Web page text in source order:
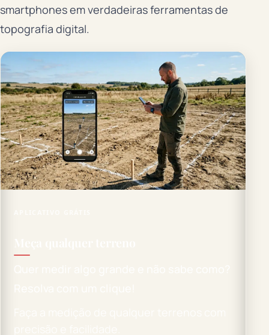
smartphones em verdadeiras ferramentas de
topografia digital.